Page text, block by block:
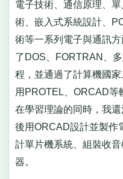
電子技術、通信原理、
術、嵌入式系統設計、
術等一系列電子與通訊
了DOS、FORTRAN、
程，並通過了計算機國
用PROTEL、ORCAD等
在學習理論的同時，我
後用ORCAD設計並製作
計單片機系統、組裝收
器。